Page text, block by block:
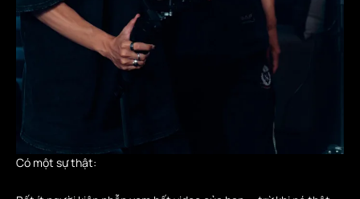
Có một sự thật: